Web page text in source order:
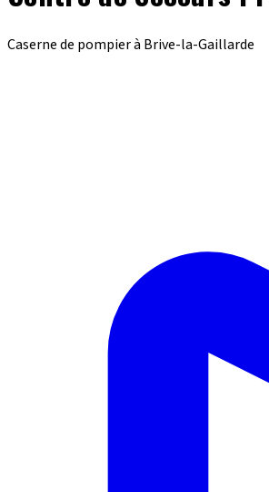
Caserne de pompier à Brive-la-Gaillarde